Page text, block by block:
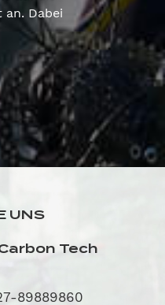
Dabei
UNS
Tech
89889860